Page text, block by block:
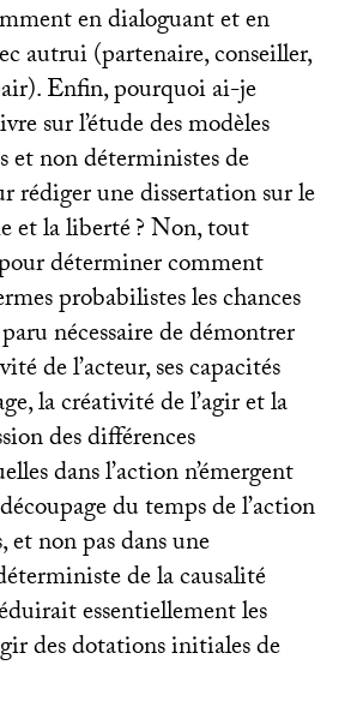
en dialoguant et en
autrui (partenaire, conseiller,
Enfin, pourquoi ai-je
sur l’étude des modèles
et non déterministes de
rédiger une dissertation sur le
et la liberté? Non, tout
déterminer comment
probabilistes les chances
nécessaire de démontrer
de l’acteur, ses capacités
la créativité de l’agir et la
des différences
dans l’action n’émergent
du temps de l’action
et non pas dans une
de la causalité
essentiellement les
des dotations initiales de